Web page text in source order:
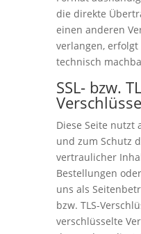
die direkte
einen anderen
verlangen,
technisch
SSL- bzw.
Diese Seite nutzt
und zum Schutz
vertraulicher
Bestellungen
uns als
bzw. TLS-
verschlüsselte